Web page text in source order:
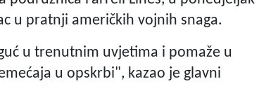
u pratnji američkih vojnih snaga.
u trenutnim uvjetima i pomaže u
u opskrbi", kazao je glavni